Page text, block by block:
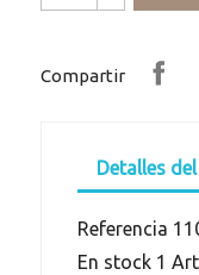
Compartir
Detalles
Referencia
En stock 1